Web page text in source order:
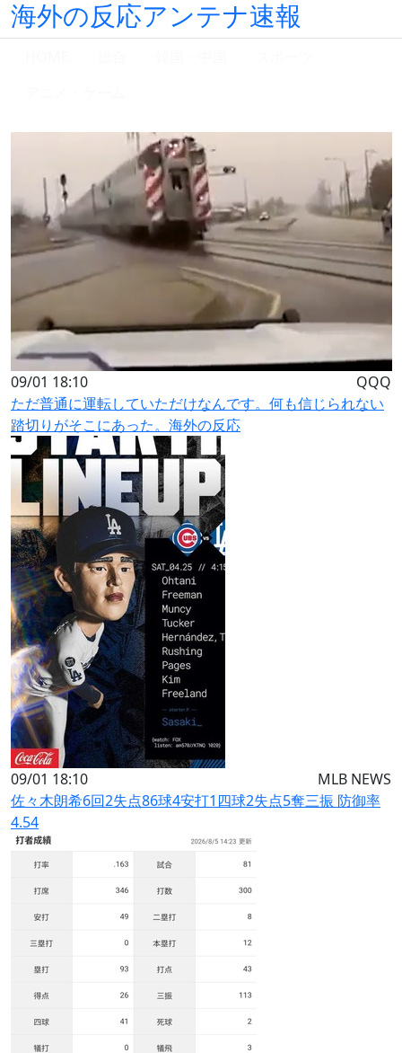
海外の反応アンテナ速報
09/01 18:10
QQQ
ただ普通に運転していただけなんです。何も信じられない
踏切りがそこにあった。海外の反応
09/01 18:10
MLB NEWS
佐々木朗希6回2失点86球4安打1四球2失点5奪三振 防御率
4.54